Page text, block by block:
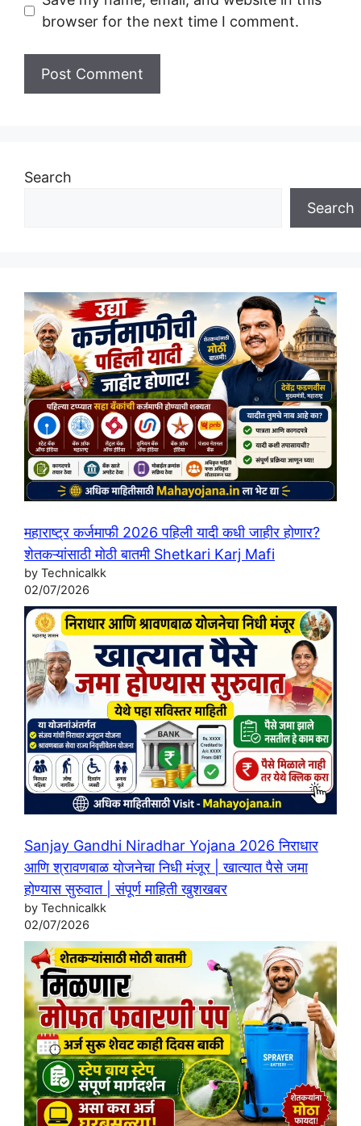
browser for the next time I comment.
Search
Search
महाराष्ट्र कर्जमाफी 2026 पहिली यादी कधी जाहीर होणार?
शेतकऱ्यांसाठी मोठी बातमी Shetkari Karj Mafi
by Technicalkk
02/07/2026
Sanjay Gandhi Niradhar Yojana 2026 निराधार
आणि श्रावणबाळ योजनेचा निधी मंजूर | खात्यात पैसे जमा
होण्यास सुरुवात | संपूर्ण माहिती खुशखबर
by Technicalkk
02/07/2026